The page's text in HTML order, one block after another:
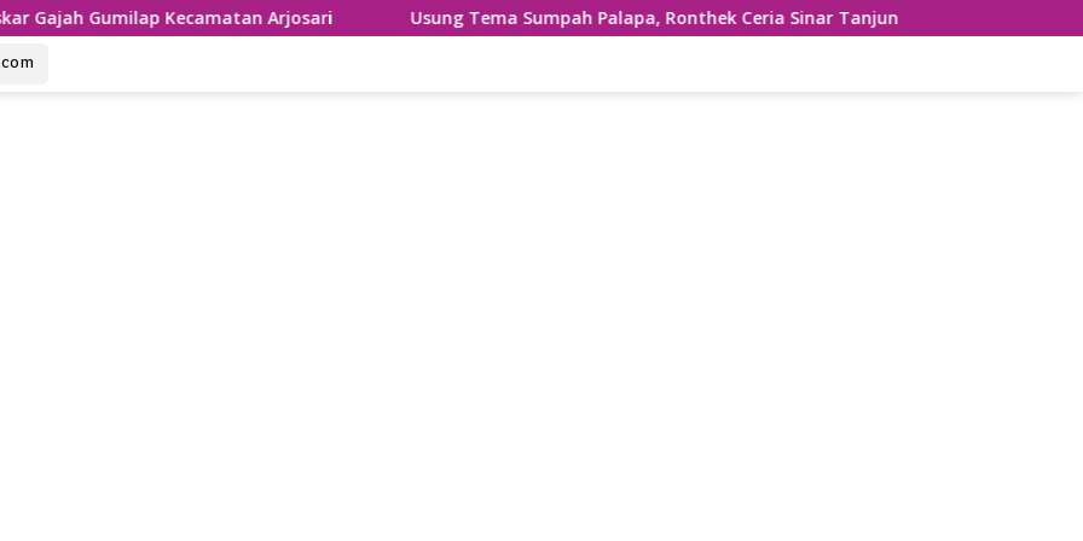
Kecamatan Arjosari Usung Tema Sumpah Palapa, Ronthek Ceria Sinar Tanjung Hibur Masyarakat Pacitan di FRP